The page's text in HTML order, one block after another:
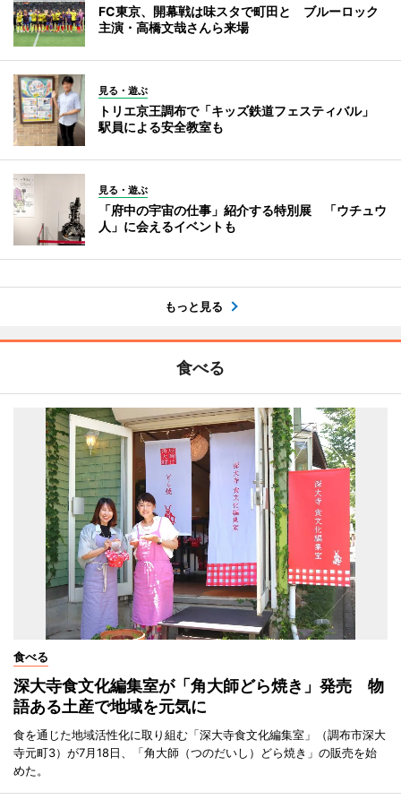
FC東京、開幕戦は味スタで町田と ブルーロック
主演・高橋文哉さんら来場
見る・遊ぶ
トリエ京王調布で「キッズ鉄道フェスティバル」
駅員による安全教室も
見る・遊ぶ
「府中の宇宙の仕事」紹介する特別展 「ウチュウ
人」に会えるイベントも
もっと見る
食べる
食べる
深大寺食文化編集室が「角大師どら焼き」発売 物
語ある土産で地域を元気に
食を通じた地域活性化に取り組む「深大寺食文化編集室」（調布市深大
寺元町3）が7月18日、「角大師（つのだいし）どら焼き」の販売を始
めた。